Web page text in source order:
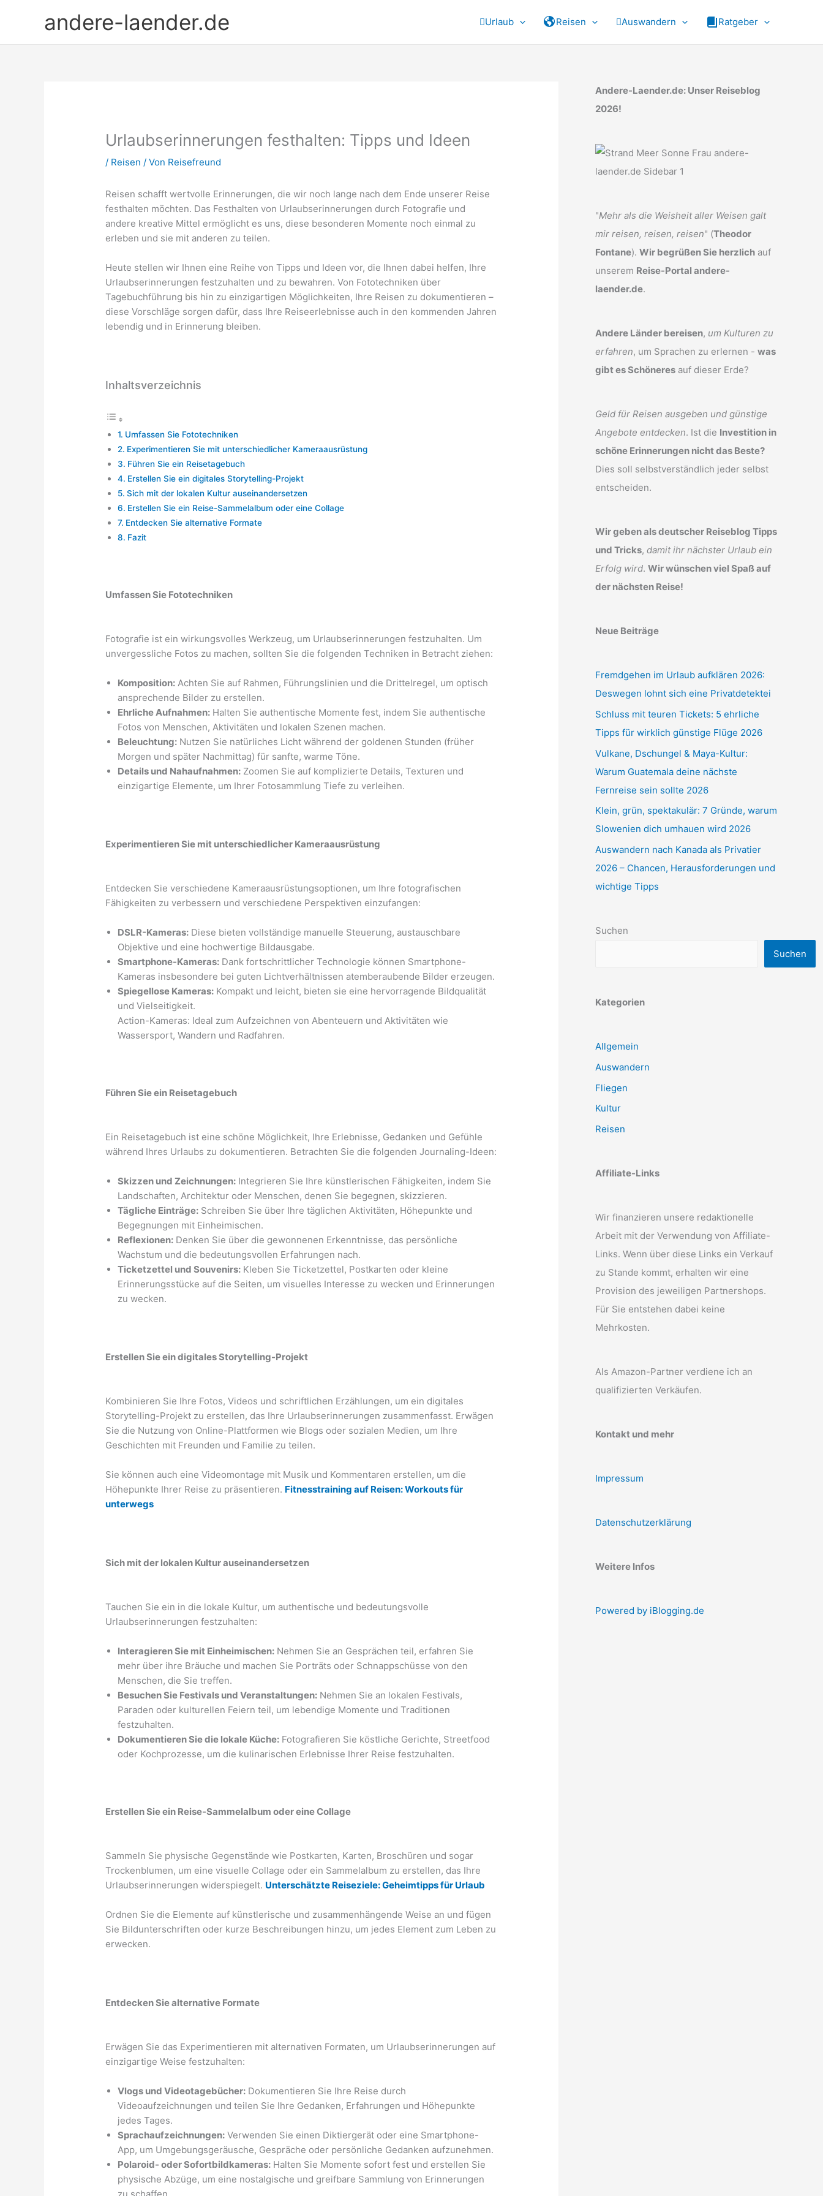
andere-laender.de Urlaub Reisen Auswandern Ratgeber
Urlaubserinnerungen festhalten: Tipps und Ideen
/ Reisen / Von Reisefreund
Reisen schafft wertvolle Erinnerungen, die wir noch lange nach dem Ende unserer Reise
festhalten möchten. Das Festhalten von Urlaubserinnerungen durch Fotografie und
andere kreative Mittel ermöglicht es uns, diese besonderen Momente noch einmal zu
erleben und sie mit anderen zu teilen.
Heute stellen wir Ihnen eine Reihe von Tipps und Ideen vor, die Ihnen dabei helfen, Ihre
Urlaubserinnerungen festzuhalten und zu bewahren. Von Fototechniken über
Tagebuchführung bis hin zu einzigartigen Möglichkeiten, Ihre Reisen zu dokumentieren –
diese Vorschläge sorgen dafür, dass Ihre Reiseerlebnisse auch in den kommenden Jahren
lebendig und in Erinnerung bleiben.
Inhaltsverzeichnis
Umfassen Sie Fototechniken
Experimentieren Sie mit unterschiedlicher Kameraausrüstung
Führen Sie ein Reisetagebuch
Erstellen Sie ein digitales Storytelling-Projekt
Sich mit der lokalen Kultur auseinandersetzen
Erstellen Sie ein Reise-Sammelalbum oder eine Collage
Entdecken Sie alternative Formate
Fazit
Umfassen Sie Fototechniken
Fotografie ist ein wirkungsvolles Werkzeug, um Urlaubserinnerungen festzuhalten. Um
unvergessliche Fotos zu machen, sollten Sie die folgenden Techniken in Betracht ziehen:
Komposition: Achten Sie auf Rahmen, Führungslinien und die Drittelregel, um optisch
ansprechende Bilder zu erstellen.
Ehrliche Aufnahmen: Halten Sie authentische Momente fest, indem Sie authentische
Fotos von Menschen, Aktivitäten und lokalen Szenen machen.
Beleuchtung: Nutzen Sie natürliches Licht während der goldenen Stunden (früher
Morgen und später Nachmittag) für sanfte, warme Töne.
Details und Nahaufnahmen: Zoomen Sie auf komplizierte Details, Texturen und
einzigartige Elemente, um Ihrer Fotosammlung Tiefe zu verleihen.
Experimentieren Sie mit unterschiedlicher Kameraausrüstung
Entdecken Sie verschiedene Kameraausrüstungsoptionen, um Ihre fotografischen
Fähigkeiten zu verbessern und verschiedene Perspektiven einzufangen:
DSLR-Kameras: Diese bieten vollständige manuelle Steuerung, austauschbare
Objektive und eine hochwertige Bildausgabe.
Smartphone-Kameras: Dank fortschrittlicher Technologie können Smartphone-
Kameras insbesondere bei guten Lichtverhältnissen atemberaubende Bilder erzeugen.
Spiegellose Kameras: Kompakt und leicht, bieten sie eine hervorragende Bildqualität
und Vielseitigkeit.
Action-Kameras: Ideal zum Aufzeichnen von Abenteuern und Aktivitäten wie
Wassersport, Wandern und Radfahren.
Führen Sie ein Reisetagebuch
Ein Reisetagebuch ist eine schöne Möglichkeit, Ihre Erlebnisse, Gedanken und Gefühle
während Ihres Urlaubs zu dokumentieren. Betrachten Sie die folgenden Journaling-Ideen:
Skizzen und Zeichnungen: Integrieren Sie Ihre künstlerischen Fähigkeiten, indem Sie
Landschaften, Architektur oder Menschen, denen Sie begegnen, skizzieren.
Tägliche Einträge: Schreiben Sie über Ihre täglichen Aktivitäten, Höhepunkte und
Begegnungen mit Einheimischen.
Reflexionen: Denken Sie über die gewonnenen Erkenntnisse, das persönliche
Wachstum und die bedeutungsvollen Erfahrungen nach.
Ticketzettel und Souvenirs: Kleben Sie Ticketzettel, Postkarten oder kleine
Erinnerungsstücke auf die Seiten, um visuelles Interesse zu wecken und Erinnerungen
zu wecken.
Erstellen Sie ein digitales Storytelling-Projekt
Kombinieren Sie Ihre Fotos, Videos und schriftlichen Erzählungen, um ein digitales
Storytelling-Projekt zu erstellen, das Ihre Urlaubserinnerungen zusammenfasst. Erwägen
Sie die Nutzung von Online-Plattformen wie Blogs oder sozialen Medien, um Ihre
Geschichten mit Freunden und Familie zu teilen.
Sie können auch eine Videomontage mit Musik und Kommentaren erstellen, um die
Höhepunkte Ihrer Reise zu präsentieren. Fitnesstraining auf Reisen: Workouts für
unterwegs
Sich mit der lokalen Kultur auseinandersetzen
Tauchen Sie ein in die lokale Kultur, um authentische und bedeutungsvolle
Urlaubserinnerungen festzuhalten:
Interagieren Sie mit Einheimischen: Nehmen Sie an Gesprächen teil, erfahren Sie
mehr über ihre Bräuche und machen Sie Porträts oder Schnappschüsse von den
Menschen, die Sie treffen.
Besuchen Sie Festivals und Veranstaltungen: Nehmen Sie an lokalen Festivals,
Paraden oder kulturellen Feiern teil, um lebendige Momente und Traditionen
festzuhalten.
Dokumentieren Sie die lokale Küche: Fotografieren Sie köstliche Gerichte, Streetfood
oder Kochprozesse, um die kulinarischen Erlebnisse Ihrer Reise festzuhalten.
Erstellen Sie ein Reise-Sammelalbum oder eine Collage
Sammeln Sie physische Gegenstände wie Postkarten, Karten, Broschüren und sogar
Trockenblumen, um eine visuelle Collage oder ein Sammelalbum zu erstellen, das Ihre
Urlaubserinnerungen widerspiegelt. Unterschätzte Reiseziele: Geheimtipps für Urlaub
Ordnen Sie die Elemente auf künstlerische und zusammenhängende Weise an und fügen
Sie Bildunterschriften oder kurze Beschreibungen hinzu, um jedes Element zum Leben zu
erwecken.
Entdecken Sie alternative Formate
Erwägen Sie das Experimentieren mit alternativen Formaten, um Urlaubserinnerungen auf
einzigartige Weise festzuhalten:
Vlogs und Videotagebücher: Dokumentieren Sie Ihre Reise durch
Videoaufzeichnungen und teilen Sie Ihre Gedanken, Erfahrungen und Höhepunkte
jedes Tages.
Sprachaufzeichnungen: Verwenden Sie einen Diktiergerät oder eine Smartphone-
App, um Umgebungsgeräusche, Gespräche oder persönliche Gedanken aufzunehmen.
Polaroid- oder Sofortbildkameras: Halten Sie Momente sofort fest und erstellen Sie
physische Abzüge, um eine nostalgische und greifbare Sammlung von Erinnerungen
Andere-Laender.de: Unser Reiseblog
2026!
"Mehr als die Weisheit aller Weisen galt
mir reisen, reisen, reisen" (Theodor
Fontane). Wir begrüßen Sie herzlich auf
unserem Reise-Portal andere-
laender.de.
Andere Länder bereisen, um Kulturen zu
erfahren, um Sprachen zu erlernen - was
gibt es Schöneres auf dieser Erde?
Geld für Reisen ausgeben und günstige
Angebote entdecken. Ist die Investition in
schöne Erinnerungen nicht das Beste?
Dies soll selbstverständlich jeder selbst
entscheiden.
Wir geben als deutscher Reiseblog Tipps
und Tricks, damit ihr nächster Urlaub ein
Erfolg wird. Wir wünschen viel Spaß auf
der nächsten Reise!
Neue Beiträge
Fremdgehen im Urlaub aufklären 2026:
Deswegen lohnt sich eine Privatdetektei
Schluss mit teuren Tickets: 5 ehrliche
Tipps für wirklich günstige Flüge 2026
Vulkane, Dschungel & Maya-Kultur:
Warum Guatemala deine nächste
Fernreise sein sollte 2026
Klein, grün, spektakulär: 7 Gründe, warum
Slowenien dich umhauen wird 2026
Auswandern nach Kanada als Privatier
2026 – Chancen, Herausforderungen und
wichtige Tipps
Suchen
Suchen
Kategorien
Allgemein
Auswandern
Fliegen
Kultur
Reisen
Affiliate-Links
Wir finanzieren unsere redaktionelle
Arbeit mit der Verwendung von Affiliate-
Links. Wenn über diese Links ein Verkauf
zu Stande kommt, erhalten wir eine
Provision des jeweiligen Partnershops.
Für Sie entstehen dabei keine
Mehrkosten.
Als Amazon-Partner verdiene ich an
qualifizierten Verkäufen.
Kontakt und mehr
Impressum
Datenschutzerklärung
Weitere Infos
Powered by iBlogging.de